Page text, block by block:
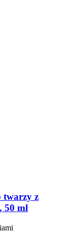
twarzy z
50 ml